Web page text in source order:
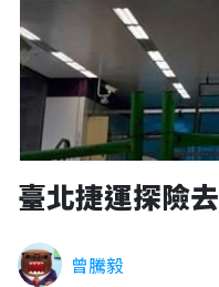
臺北捷運探險去
曾騰毅